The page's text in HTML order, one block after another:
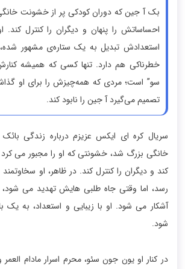
بک آ جین که دوران کودکی پر از خشونت خانگی
احساساتش را پنهان و دیگران را کنترل کند.
استعدادش تبدیل به یک ستاره‌ی مشهور
خطرناکی هم دارد. تنها کسی که همیشه
سو” است؛ مردی که همه‌چیزش را برای او
تصمیم می‌گیرد آ جین را نابود کند.
سریال کره ای ایکس عزیزم درباره زندگی
خانگی بزرگ شد، خشونتی که او را مجبور می
کند و دیگران را کنترل کند. در ظاهر، او
رسد، اما وقتی جاه طلبی هایش تهدید می
آشکار می شود. او با زیبایی و استعداد، به یک
شود.
در کنار او یون جون سئو، محرم اسرار مادام